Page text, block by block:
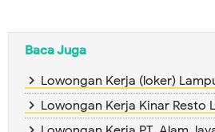
Baca Juga
Lowongan Kerja (loker)
Lowongan Kerja Kinar Resto